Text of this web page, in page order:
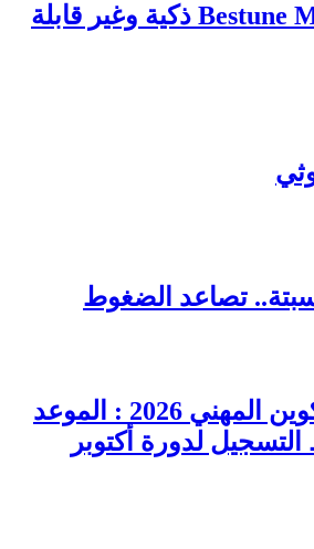
شاهد سيارة Bestune Mini ذكية وغير قابلة
تصاعد الضغوط
التسجيل في التكوين المهني 2026 : الموعد
لدورة أكتوبر